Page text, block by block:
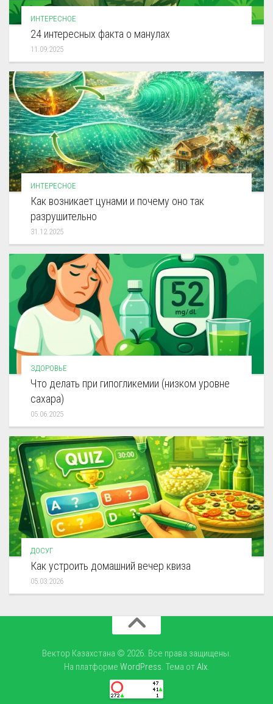
ИНТЕРЕСНОЕ
24 интересных факта о манулах
11.09.2025
ИНТЕРЕСНОЕ
Как возникает цунами и почему оно так
разрушительно
31.12.2025
ЗДОРОВЬЕ
Что делать при гипогликемии (низком уровне
сахара)
05.06.2025
ДОСУГ
Как устроить домашний вечер квиза
05.03.2026
Вектор Казахстана © 2026. Все права защищены.
На платформе WordPress. Тема отAlx.